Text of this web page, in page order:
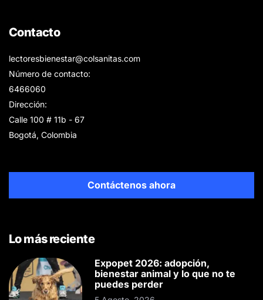
Contacto
lectoresbienestar@colsanitas.com
Número de contacto:
6466060
Dirección:
Calle 100 # 11b - 67
Bogotá, Colombia
Contáctenos ahora
Lo más reciente
Expopet 2026: adopción,
bienestar animal y lo que no te
puedes perder